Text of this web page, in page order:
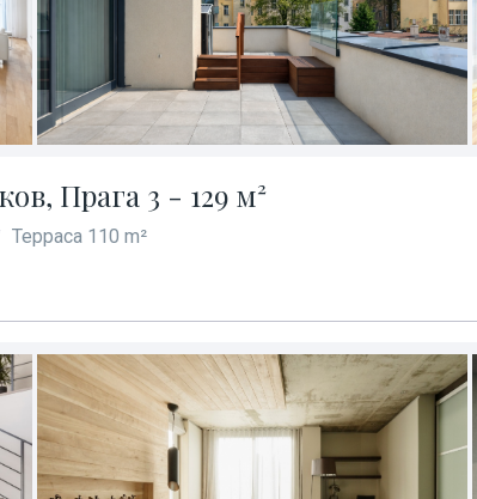
Прага 3 - 129 м²
Терраса 110 m²